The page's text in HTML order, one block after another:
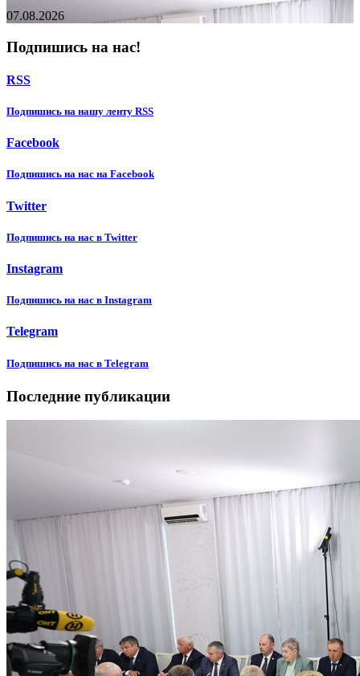
07.08.2026
Подпишись на нас!
RSS
Подпишиcь на нашу ленту RSS
Facebook
Подпишиcь на нас на Facebook
Twitter
Подпишиcь на нас в Twitter
Instagram
Подпишиcь на нас в Instagram
Telegram
Подпишиcь на нас в Telegram
Последние публикации